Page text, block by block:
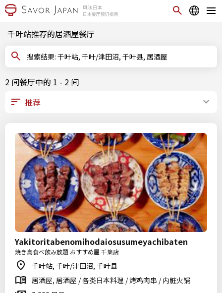
千叶站推荐的居酒屋餐厅
搜索结果: 千叶站, 千叶/津田沼, 千叶县, 居酒屋
2 间餐厅中的 1 - 2 间
Yakitoritabenomihodaiosusumeyachibaten
焼き鳥食べ飲み放題 おすすめ屋 千葉店
千叶站, 千叶/津田沼, 千叶县
居酒屋, 居酒屋 / 各类日本料理 / 烤鸡肉串 / 内脏火锅